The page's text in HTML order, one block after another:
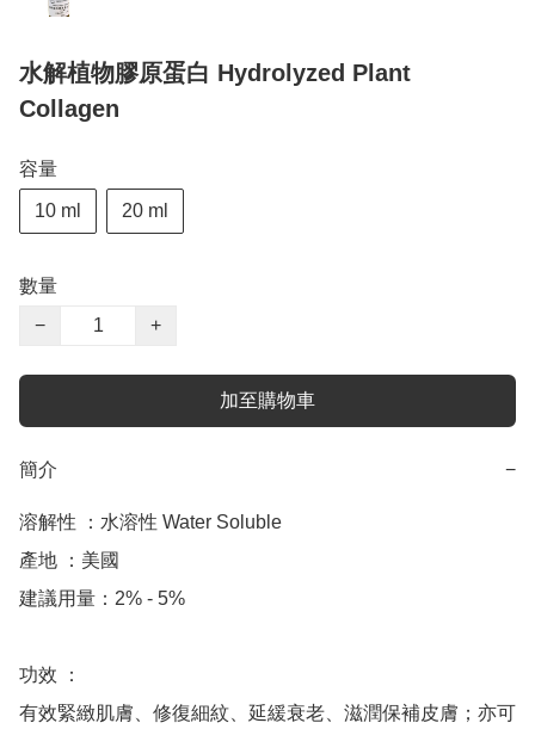
水解植物膠原蛋白 Hydrolyzed Plant
Collagen
容量
10 ml 20 ml
數量
−
+
加至購物車
簡介 −
溶解性 ：水溶性 Water Soluble
產地 ：美國
建議用量：2% - 5%
功效 ：
有效緊緻肌膚、修復細紋、延緩衰老、滋潤保補皮膚；亦可